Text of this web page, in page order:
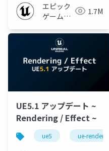
エピック
ゲームズ
1.7M
UE5.1 アップデート ~
Rendering / Effect ~
ue5 ue-rendering